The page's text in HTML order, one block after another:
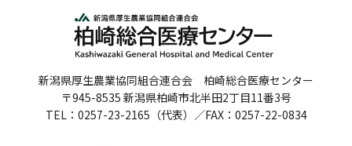
医療関係者の方へ
病院指標
新潟県厚生農業協同組合連合会 柏崎総合医療センター
〒945-8535 新潟県柏崎市北半田2丁目11番3号
TEL：0257-23-2165（代表）／FAX：0257-22-0834